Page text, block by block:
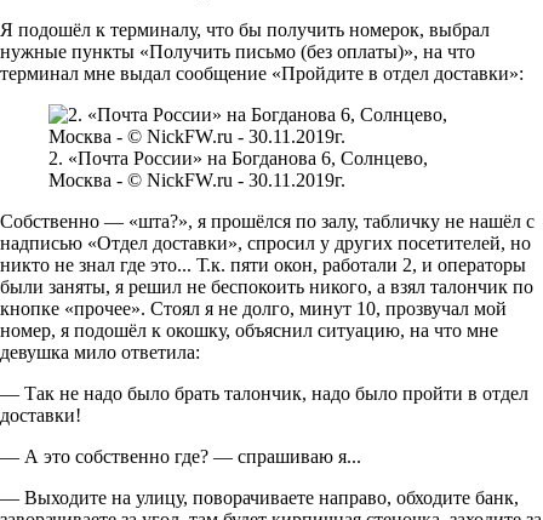
Я подошёл к терминалу, что бы получить номерок, выбрал
нужные пункты «Получить письмо (без оплаты)», на что
терминал мне выдал сообщение «Пройдите в отдел доставки»:
2. «Почта России» на Богданова 6, Солнцево,
Москва - © NickFW.ru - 30.11.2019г.
Собственно — «шта?», я прошёлся по залу, табличку не нашёл с
надписью «Отдел доставки», спросил у других посетителей, но
никто не знал где это... Т.к. пяти окон, работали 2, и операторы
были заняты, я решил не беспокоить никого, а взял талончик по
кнопке «прочее». Стоял я не долго, минут 10, прозвучал мой
номер, я подошёл к окошку, объяснил ситуацию, на что мне
девушка мило ответила:
— Так не надо было брать талончик, надо было пройти в отдел
доставки!
— А это собственно где? — спрашиваю я...
— Выходите на улицу, поворачиваете направо, обходите банк,